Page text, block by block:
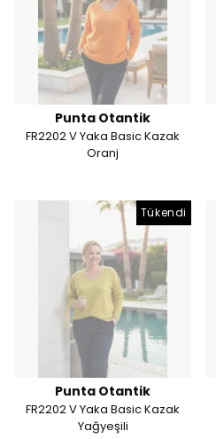
Punta Otantik
FR2202 V Yaka Basic Kazak
Oranj
Tükendi
Punta Otantik
FR2202 V Yaka Basic Kazak
Yağyeşili